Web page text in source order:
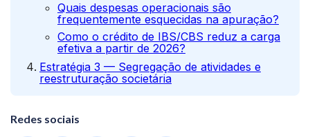
Quais despesas operacionais são
frequentemente esquecidas na apuração?
Como o crédito de IBS/CBS reduz a carga
efetiva a partir de 2026?
Estratégia 3 — Segregação de atividades e
reestruturação societária
legalmente?
Redes sociais